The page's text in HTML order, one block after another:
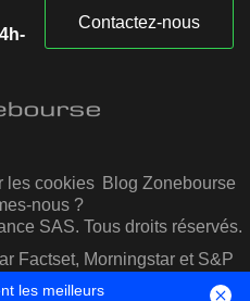
Contactez-nous
les cookies Blog Zonebourse
nous ?
SAS. Tous droits réservés.
Factset, Morningstar et S&P
IQ
les meilleurs